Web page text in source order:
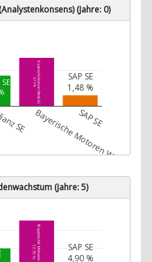
(Jahre: 0)
Bayerische Motoren Werke AG
6,76 % SAP SE
1,48 %
SE Bayerische Motoren Werke AG
SAP SE
(Jahre: 5)
17,75 % SAP SE
4,90 %